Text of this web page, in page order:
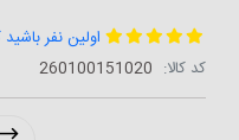
اولین نفر
کد کالا: ‎260100151020